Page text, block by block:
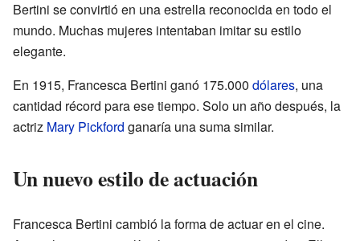
Bertini se convirtió en una estrella reconocida en todo el
mundo. Muchas mujeres intentaban imitar su estilo
elegante.
En 1915, Francesca Bertini ganó 175.000 dólares, una
cantidad récord para ese tiempo. Solo un año después, la
actriz Mary Pickford ganaría una suma similar.
Un nuevo estilo de actuación
Francesca Bertini cambió la forma de actuar en el cine.